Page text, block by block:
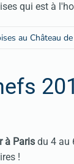
qui est à
au Château
à Parisdu 4 au
!